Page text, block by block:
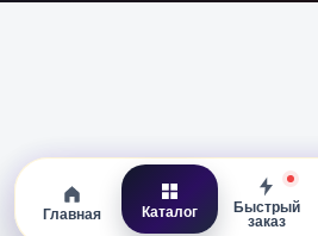
Главная Каталог
Быстрый
заказ